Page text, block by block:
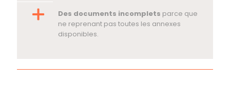
Des documents incomplets parce que
ne reprenant pas toutes les annexes
disponibles.